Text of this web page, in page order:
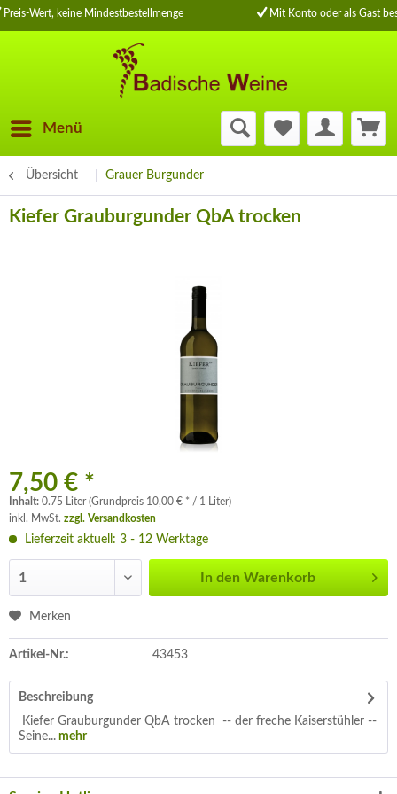
Preis-Wert, keine Mindestbestellmenge Mit Konto oder als Gast
Menü
Übersicht Grauer Burgunder
Kiefer Grauburgunder QbA trocken
7,50 € *
Inhalt: 0.75 Liter (Grundpreis 10,00 € * / 1 Liter)
inkl. MwSt. zzgl. Versandkosten
Lieferzeit aktuell: 3 - 12 Werktage
In den Warenkorb
Merken
Artikel-Nr.: 43453
Beschreibung
Kiefer Grauburgunder QbA trocken -- der freche Kaiserstühler --
Seine... mehr